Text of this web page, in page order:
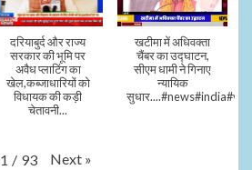
दरियाबुर्द और राज्य
सरकार की भूमि पर
अवैध प्लाटिंग का
खेल,कब्जाधारियों को
विधायक की कड़ी
चेतावनी...
खटीमा में अधिवक्ता
चैंबर का उद्घाटन,
सीएम धामी ने गिनाए
न्यायिक
1 / 93 Next »